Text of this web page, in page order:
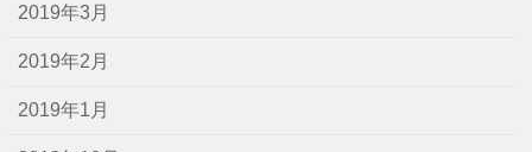
2019年3月
2019年2月
2019年1月